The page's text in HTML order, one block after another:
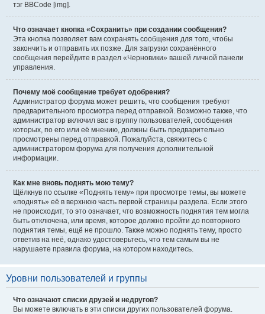
тэг BBCode [img].
Что означает кнопка «Сохранить» при создании сообщения?
Эта кнопка позволяет вам сохранять сообщения для того, чтобы
закончить и отправить их позже. Для загрузки сохранённого
сообщения перейдите в раздел «Черновики» вашей личной панели
управления.
Почему моё сообщение требует одобрения?
Администратор форума может решить, что сообщения требуют
предварительного просмотра перед отправкой. Возможно также, что
администратор включил вас в группу пользователей, сообщения
которых, по его или её мнению, должны быть предварительно
просмотрены перед отправкой. Пожалуйста, свяжитесь с
администратором форума для получения дополнительной
информации.
Как мне вновь поднять мою тему?
Щёлкнув по ссылке «Поднять тему» при просмотре темы, вы можете
«поднять» её в верхнюю часть первой страницы раздела. Если этого
не происходит, то это означает, что возможность поднятия тем могла
быть отключена, или время, которое должно пройти до повторного
поднятия темы, ещё не прошло. Также можно поднять тему, просто
ответив на неё, однако удостоверьтесь, что тем самым вы не
нарушаете правила форума, на котором находитесь.
Уровни пользователей и группы
Что означают списки друзей и недругов?
Вы можете включать в эти списки других пользователей форума.